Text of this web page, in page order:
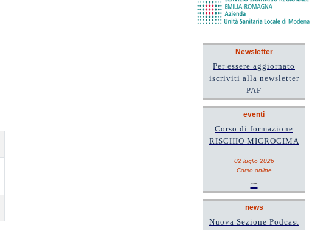
Newsletter
Per essere aggiornato
iscriviti alla newsletter
PAF
eventi
Corso di formazione
RISCHIO MICROCIMA
02 luglio 2026
Corso online
~
news
Nuova Sezione Podcast